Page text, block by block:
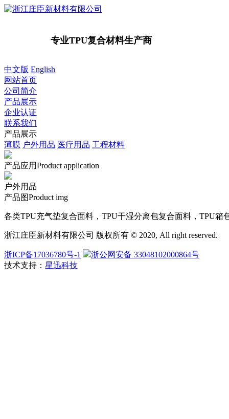
专业TPU复合材料生产商
中文版 English
网站首页
公司简介
产品展示
企业认证
联系我们
产品展示
薄膜 户外用品 医疗用品 工程材料
产品应用Product application
户外用品
产品图Product img
各类TPU充气垫复合面料，TPU干湿分离包复合面料，TPU箱
浙江庄臣新材料有限公司 版权所有 © 2020, All right reserved.
浙ICP备17036780号-1
浙公网安备 33048102000864号
技术支持： 星迅科技